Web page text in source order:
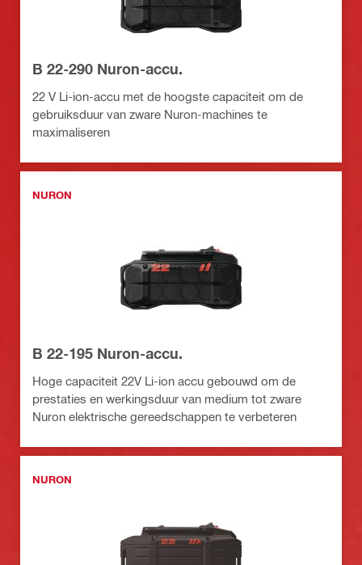
B 22-290 Nuron-accu.
22 V Li-ion-accu met de hoogste capaciteit om de
gebruiksduur van zware Nuron-machines te
maximaliseren
NURON
B 22-195 Nuron-accu.
Hoge capaciteit 22V Li-ion accu gebouwd om de
prestaties en werkingsduur van medium tot zware
Nuron elektrische gereedschappen te verbeteren
NURON